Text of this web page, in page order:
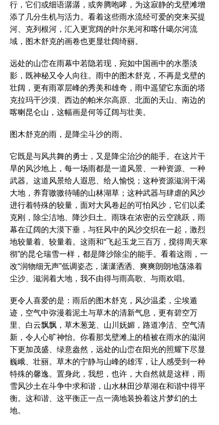
行，它们或细语潺潺，或奔腾咆哮，为这寂静的戈壁滩增
添了几分生机与活力。看着这些雨水流经可爱的突来买提
河、克列根河，汇入更宽阔的叶尔羌河和喀什噶尔河流
域，图木舒克的画卷也更显壮阔绮丽。
远处的山峦在雨幕中若隐若现，宛如中国画中的水墨淡
影，既神秘又令人向往。雨中的图木舒克，不再是戈壁的
壮阔，更有雨罩层峰的秀美和雄奇，雨中遥望它东面的塔
克拉玛干沙漠、西边的帕米尔高原、北面的天山、南边的
喀喇昆仑山，这幅画是何等辽阔与壮美。
图木舒克的雨，是降尘斗沙的雨。
它既是与风共舞的勇士，又是降尘治沙的能手。在这片干
旱的风沙地上，每一场雨都是一道风景、一种资源、一种
武器。这道风景给人遐思、给人愉悦；这种资源滋润干渴
大地，养育嗷嗷待哺的山林湖草；这种武器与肆虐的风沙
进行着特殊的较量，面对大风卷起的可怕风沙，它们以柔
克刚，除尘洁地、降沙归土。雨珠在浓密的云空跳跃，雨
幕在辽阔的大漠下垂，与狂风中的风沙交织在一起，激烈
地较量着、较量着。这雨和“飞起玉龙三百万，搅得周天寒
彻”的昆仑瑞雪一样，都是降沙除尘的能手。看着这雨，一
改“润物细无声”低调姿态，潇潇洒洒、爽爽朗朗地荡涤着
尘沙、滋润着大地，我不由得与雨高歌、与雨欢唱。
更令人喜爱的是：雨后的图木舒克，风沙温柔，尘埃遁
迹，空气中弥漫着泥土与草木的清新气息，更有碧空万
里、白云飘飘，草木葱茏、山川妩媚，路道净洁、空气清
新，令人心旷神怡。你看那戈壁滩上的植被在雨水的滋润
下更加茂盛、绿意盎然，远处的山峦在阳光的照耀下尽显
巍峨、壮丽。草木的宁静与山峰的雄浑，让人感受到一种
特殊的馨逸。置身此，我想，也许，大自然就是这样，雨
雪风沙土在斗争中求和谐，山水林田沙草湖在和谐中得平
衡。这和谐、这平衡正一点一滴地装扮着这片梦幻的土
地。